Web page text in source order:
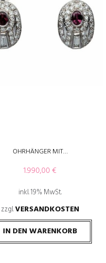
OHRHÄNGER MIT…
1.990,00€
inkl. 19% MwSt.
zzgl.VERSANDKOSTEN
IN DEN WARENKORB